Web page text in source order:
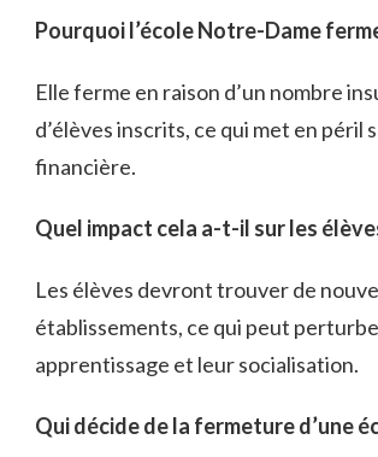
Pourquoi l’école Notre-Dame
Elle ferme en raison d’un nombre
d’élèves inscrits, ce qui met en péril
financière.
Quel impact cela a-t-il sur les
Les élèves devront trouver de
établissements, ce qui peut
apprentissage et leur socialisation.
Qui décide de la fermeture d’une